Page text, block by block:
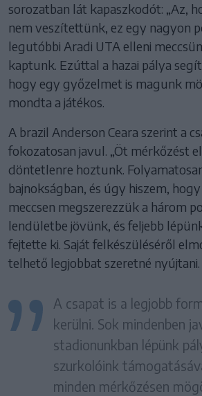
sorozatban lát kapaszkodót: „Az,
nem veszítettünk, ez egy nagyon
legutóbbi Aradi UTA elleni
kaptunk. Ezúttal a hazai pálya
hogy egy győzelmet is magunk
mondta a játékos.
A brazil Anderson Ceara szerint a
fokozatosan javul. „Öt mérkőzést
döntetlenre hoztunk.
bajnokságban, és úgy hiszem,
meccsen megszerezzük a három
lendületbe jövünk, és feljebb
fejtette ki. Saját felkészüléséről
telhető legjobbat szeretné nyújtani.
A csapat is a legjobb
kerülni. Sok mindenben
stadionunkban lépünk
szurkolóink
minden mérkőzésen